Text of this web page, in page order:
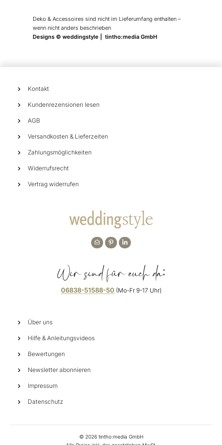
Deko & Accessoires sind nicht im Lieferumfang enthalten –
wenn nicht anders beschrieben
Designs © weddingstyle | tintho:media GmbH
Kontakt
Kundenrezensionen lesen
AGB
Versandkosten & Lieferzeiten
Zahlungsmöglichkeiten
Widerrufsrecht
Vertrag widerrufen
Wir sind für euch da:
06838-51588-50 (Mo-Fr 9-17 Uhr)
Über uns
Hilfe & Anleitungsvideos
Bewertungen
Newsletter abonnieren
Impressum
Datenschutz
© 2026tintho:media GmbH